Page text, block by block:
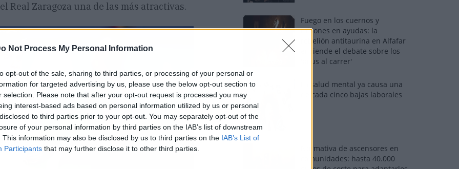
Not Process My Personal Information
opt-out of the sale, sharing to third parties, or processing of your personal or
for targeted advertising by us, please use the below opt-out section to
selection. Please note that after your opt-out request is processed you may
interest-based ads based on personal information utilized by us or personal
to third parties prior to your opt-out. You may separately opt-out of the
of your personal information by third parties on the IAB’s list of downstream
This information may also be disclosed by us to third parties on the IAB’s List of
Participants that may further disclose it to other third parties.
Real Zaragoza una de las más atractivas.
Fuego en los cuernos y
millones en ayudas: la
rebelión antitaurina en Alfafar
enciende el debate sobre los
'bous al carrer'
La salud mental ya causa una
de cada cinco bajas laborales
Normativa de ascensores en
comunidades: hasta 40.000